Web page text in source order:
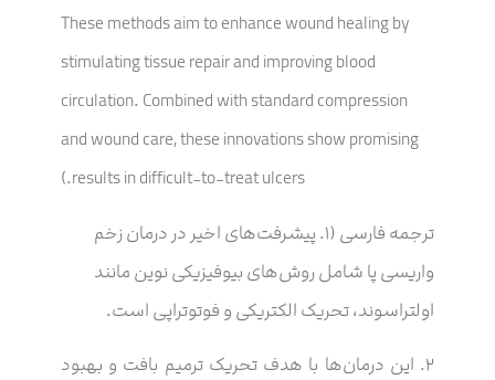
These methods aim to enhance wound healing by
stimulating tissue repair and improving blood
circulation. Combined with standard compression
and wound care, these innovations show promising
results in difficult-to-treat ulcers.)
ترجمه فارسی (۱. پیشرفت‌های اخیر در درمان زخم
واریسی پا شامل روش‌های بیوفیزیکی نوین مانند
اولتراسوند، تحریک الکتریکی و فوتوتراپی است.
۲. این درمان‌ها با هدف تحریک ترمیم بافت و بهبود